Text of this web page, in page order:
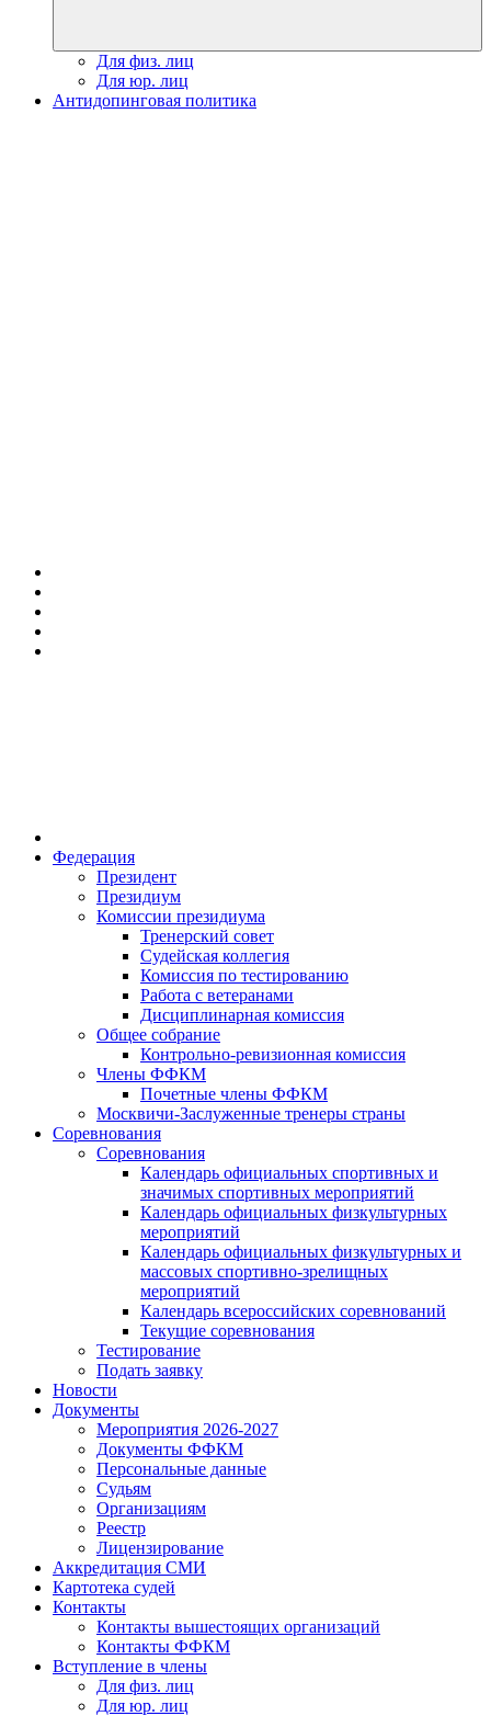
Для физ. лиц
Для юр. лиц
Антидопинговая политика
Федерация
Президент
Президиум
Комиссии президиума
Тренерский совет
Судейская коллегия
Комиссия по тестированию
Работа с ветеранами
Дисциплинарная комиссия
Общее собрание
Контрольно-ревизионная комиссия
Члены ФФКМ
Почетные члены ФФКМ
Москвичи-Заслуженные тренеры страны
Соревнования
Соревнования
Календарь официальных спортивных и
значимых спортивных мероприятий
Календарь официальных физкультурных
мероприятий
Календарь официальных физкультурных и
массовых спортивно-зрелищных
мероприятий
Календарь всероссийских соревнований
Текущие соревнования
Тестирование
Подать заявку
Новости
Документы
Мероприятия 2026-2027
Документы ФФКМ
Персональные данные
Судьям
Организациям
Реестр
Лицензирование
Аккредитация СМИ
Картотека судей
Контакты
Контакты вышестоящих организаций
Контакты ФФКМ
Вступление в члены
Для физ. лиц
Для юр. лиц